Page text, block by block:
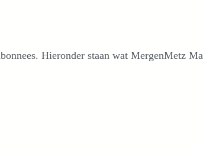
Hieronder staan wat MergenMetz